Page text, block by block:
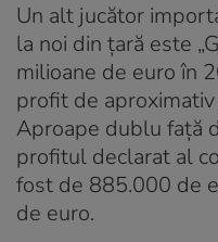
Un alt jucător
la noi din țară este
milioane de euro în
profit de
Aproape dublu față
profitul declarat al
fost de 885.000 de
de euro.